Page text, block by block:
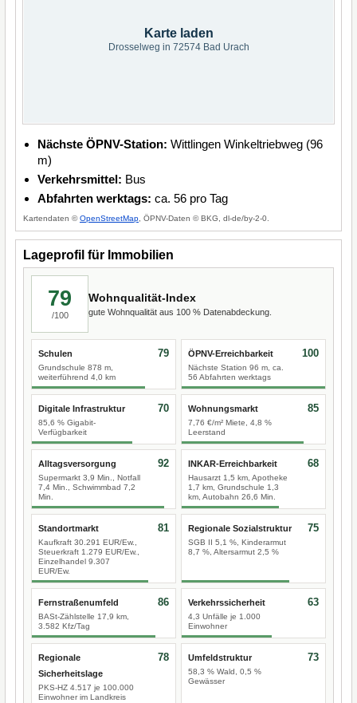
Karte laden
Drosselweg in 72574 Bad Urach
Nächste ÖPNV-Station: Wittlingen Winkeltriebweg (96
m)
Verkehrsmittel: Bus
Abfahrten werktags: ca. 56 pro Tag
Kartendaten ©OpenStreetMap , ÖPNV-Daten © BKG, dl-de/by-2-0.
Lageprofil für Immobilien
79
/100
Wohnqualität-Index
gute Wohnqualität aus 100 % Datenabdeckung.
Schulen
Grundschule 878 m,
weiterführend 4,0 km
79 ÖPNV-Erreichbarkeit
Nächste Station 96 m, ca.
56 Abfahrten werktags
100
Digitale Infrastruktur
85,6 % Gigabit-
Verfügbarkeit
70 Wohnungsmarkt
7,76 €/m² Miete, 4,8 %
Leerstand
85
Alltagsversorgung
Supermarkt 3,9 Min., Notfall
7,4 Min., Schwimmbad 7,2
Min.
92 INKAR-Erreichbarkeit
Hausarzt 1,5 km, Apotheke
1,7 km, Grundschule 1,3
km, Autobahn 26,6 Min.
68
Standortmarkt
Kaufkraft 30.291 EUR/Ew.,
Steuerkraft 1.279 EUR/Ew.,
Einzelhandel 9.307
EUR/Ew.
81 Regionale Sozialstruktur
SGB II 5,1 %, Kinderarmut
8,7 %, Altersarmut 2,5 %
75
Fernstraßenumfeld
BASt-Zählstelle 17,9 km,
3.582 Kfz/Tag
86 Verkehrssicherheit
4,3 Unfälle je 1.000
Einwohner
63
Regionale
Sicherheitslage
PKS-HZ 4.517 je 100.000
Einwohner im Landkreis
78 Umfeldstruktur
58,3 % Wald, 0,5 %
Gewässer
73